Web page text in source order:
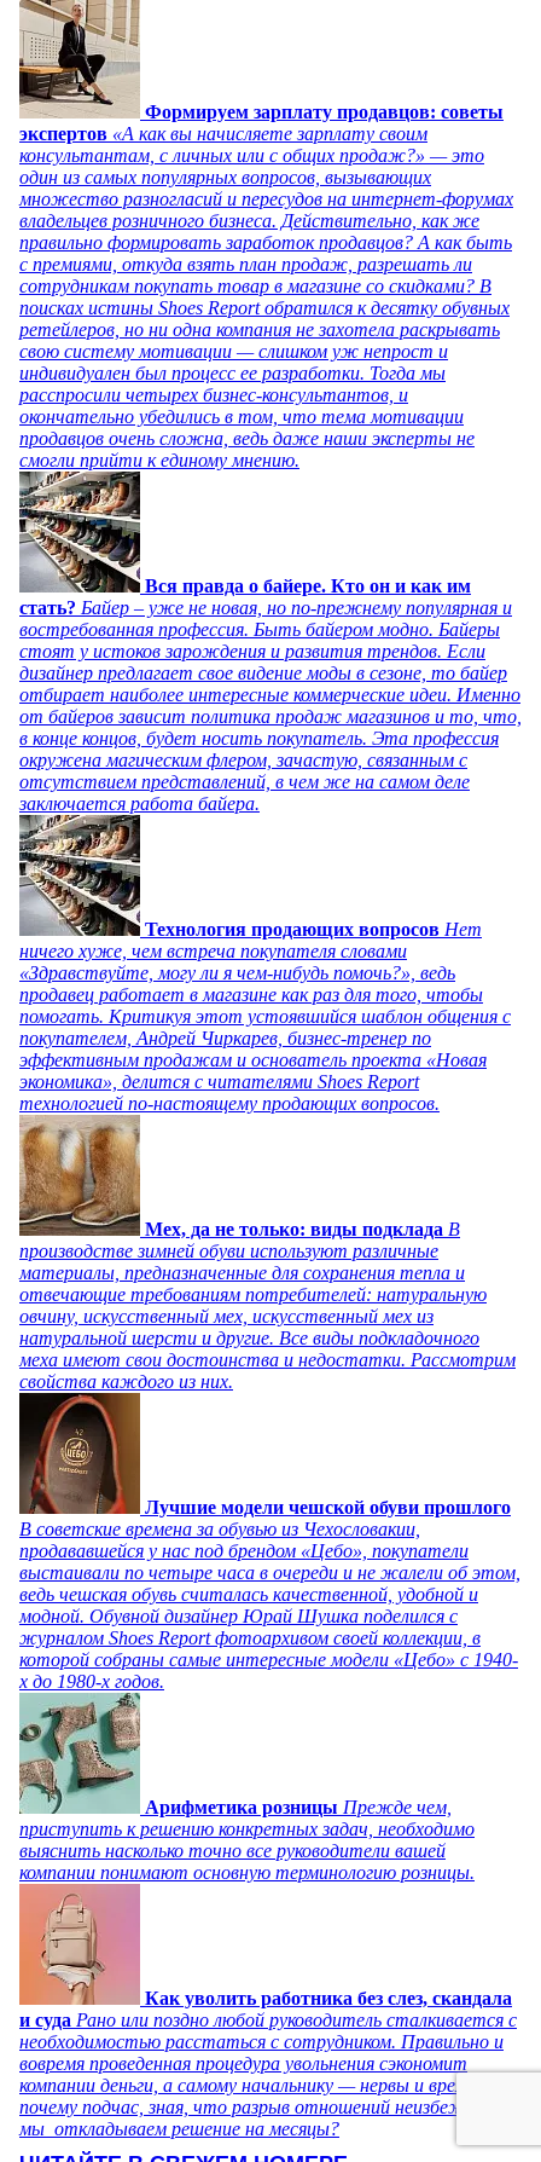
Формируем зарплату продавцов: советы
экспертов «А как вы начисляете зарплату своим
консультантам, с личных или с общих продаж?» — это
один из самых популярных вопросов, вызывающих
множество разногласий и пересудов на интернет-форумах
владельцев розничного бизнеса. Действительно, как же
правильно формировать заработок продавцов? А как быть
с премиями, откуда взять план продаж, разрешать ли
сотрудникам покупать товар в магазине со скидками? В
поисках истины Shoes Report обратился к десятку обувных
ретейлеров, но ни одна компания не захотела раскрывать
свою систему мотивации — слишком уж непрост и
индивидуален был процесс ее разработки. Тогда мы
расспросили четырех бизнес-консультантов, и
окончательно убедились в том, что тема мотивации
продавцов очень сложна, ведь даже наши эксперты не
смогли прийти к единому мнению.
Вся правда о байере. Кто он и как им
стать? Байер – уже не новая, но по-прежнему популярная и
востребованная профессия. Быть байером модно. Байеры
стоят у истоков зарождения и развития трендов. Если
дизайнер предлагает свое видение моды в сезоне, то байер
отбирает наиболее интересные коммерческие идеи. Именно
от байеров зависит политика продаж магазинов и то, что,
в конце концов, будет носить покупатель. Эта профессия
окружена магическим флером, зачастую, связанным с
отсутствием представлений, в чем же на самом деле
заключается работа байера.
Технология продающих вопросов Нет
ничего хуже, чем встреча покупателя словами
«Здравствуйте, могу ли я чем-нибудь помочь?», ведь
продавец работает в магазине как раз для того, чтобы
помогать. Критикуя этот устоявшийся шаблон общения с
покупателем, Андрей Чиркарев, бизнес-тренер по
эффективным продажам и основатель проекта «Новая
экономика», делится с читателями Shoes Report
технологией по-настоящему продающих вопросов.
Мех, да не только: виды подклада В
производстве зимней обуви используют различные
материалы, предназначенные для сохранения тепла и
отвечающие требованиям потребителей: натуральную
овчину, искусственный мех, искусственный мех из
натуральной шерсти и другие. Все виды подкладочного
меха имеют свои достоинства и недостатки. Рассмотрим
свойства каждого из них.
Лучшие модели чешской обуви прошлого
В советские времена за обувью из Чехословакии,
продававшейся у нас под брендом «Цебо», покупатели
выстаивали по четыре часа в очереди и не жалели об этом,
ведь чешская обувь считалась качественной, удобной и
модной. Обувной дизайнер Юрай Шушка поделился с
журналом Shoes Report фотоархивом своей коллекции, в
которой собраны самые интересные модели «Цебо» с 1940-
х до 1980-х годов.
Арифметика розницы Прежде чем,
приступить к решению конкретных задач, необходимо
выяснить насколько точно все руководители вашей
компании понимают основную терминологию розницы.
Как уволить работника без слез, скандала
и суда Рано или поздно любой руководитель сталкивается с
необходимостью расстаться с сотрудником. Правильно и
вовремя проведенная процедура увольнения сэкономит
компании деньги, а самому начальнику — нервы и время. Но
почему подчас, зная, что разрыв отношений неизбежен,
мы откладываем решение на месяцы?